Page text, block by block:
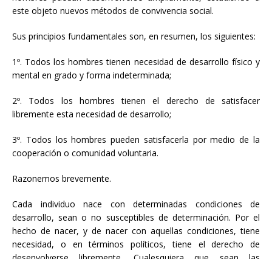
este objeto nuevos métodos de convivencia social.
Sus principios fundamentales son, en resumen, los siguientes:
1º. Todos los hombres tienen necesidad de desarrollo físico y
mental en grado y forma indeterminada;
2º. Todos los hombres tienen el derecho de satisfacer
libremente esta necesidad de desarrollo;
3º. Todos los hombres pueden satisfacerla por medio de la
cooperación o comunidad voluntaria.
Razonemos brevemente.
Cada individuo nace con determinadas condiciones de
desarrollo, sean o no susceptibles de determinación. Por el
hecho de nacer, y de nacer con aquellas condiciones, tiene
necesidad, o en términos políticos, tiene el derecho de